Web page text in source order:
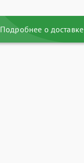
Подробнее о доставке